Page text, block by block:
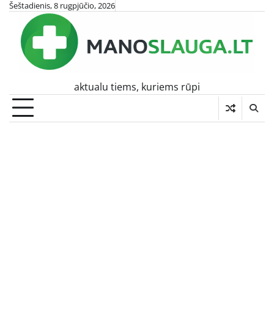
Skip
content
Šeštadienis, 8 rugpjūčio, 2026
aktualu tiems, kuriems rūpi